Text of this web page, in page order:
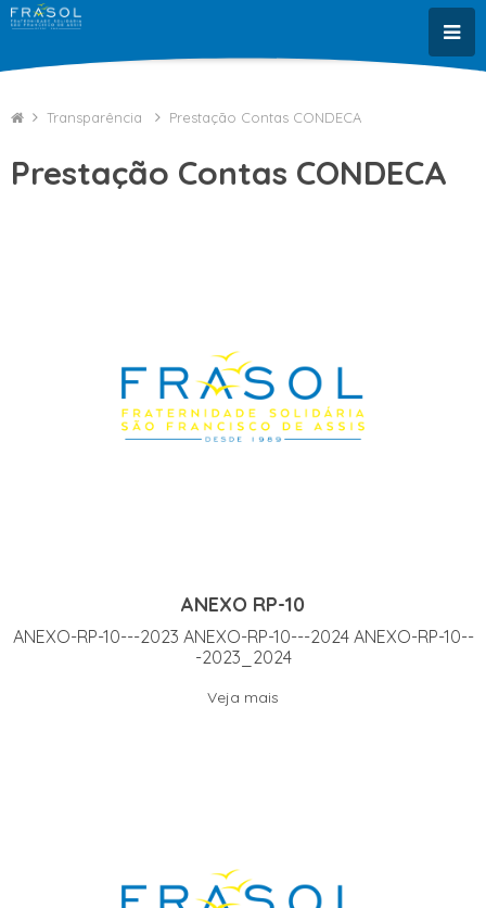
Transparência Prestação Contas CONDECA
Prestação Contas CONDECA
ANEXO RP-10
ANEXO-RP-10---2023 ANEXO-RP-10---2024 ANEXO-RP-10--
-2023_2024
Veja mais